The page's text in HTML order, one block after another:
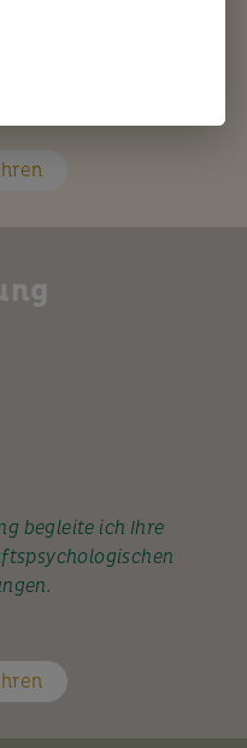
ich Sie Schritt
begleite ich Ihre